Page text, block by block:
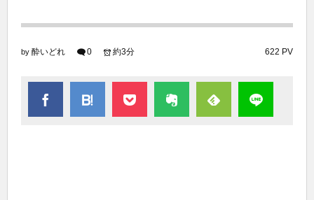
by 酔いどれ 0 622 PV
約3分